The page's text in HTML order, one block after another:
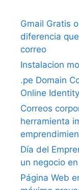
Gmail Gratis
diferencia
correo
Instalacion
.pe Domain
Online Identity
Correos
herramienta
Día del
un negocio
Página Web